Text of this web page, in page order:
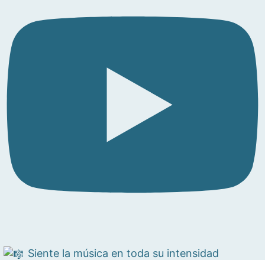
Siente la música en toda su intensidad